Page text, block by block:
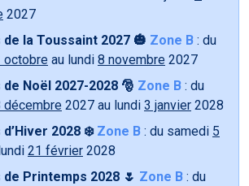
2027
la Toussaint 2027 🎃 Zone B : du
octobre au lundi 8 novembre 2027
Noël 2027-2028 🎅 Zone B : du
décembre 2027 au lundi 3 janvier 2028
2028 ❄️ Zone B : du samedi 5
21 février 2028
Printemps 2028 🌷 Zone B : du